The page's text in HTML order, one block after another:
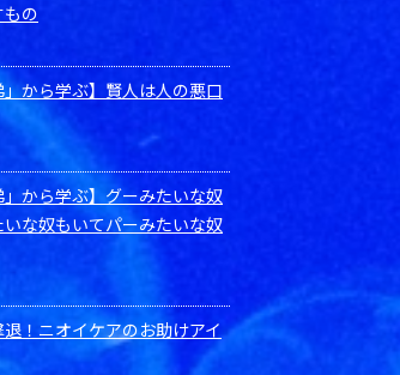
の
から学ぶ】賢人は人の悪口
」から学ぶ】グーみたいな奴
な奴もいてパーみたいな奴
！ニオイケアのお助けアイ